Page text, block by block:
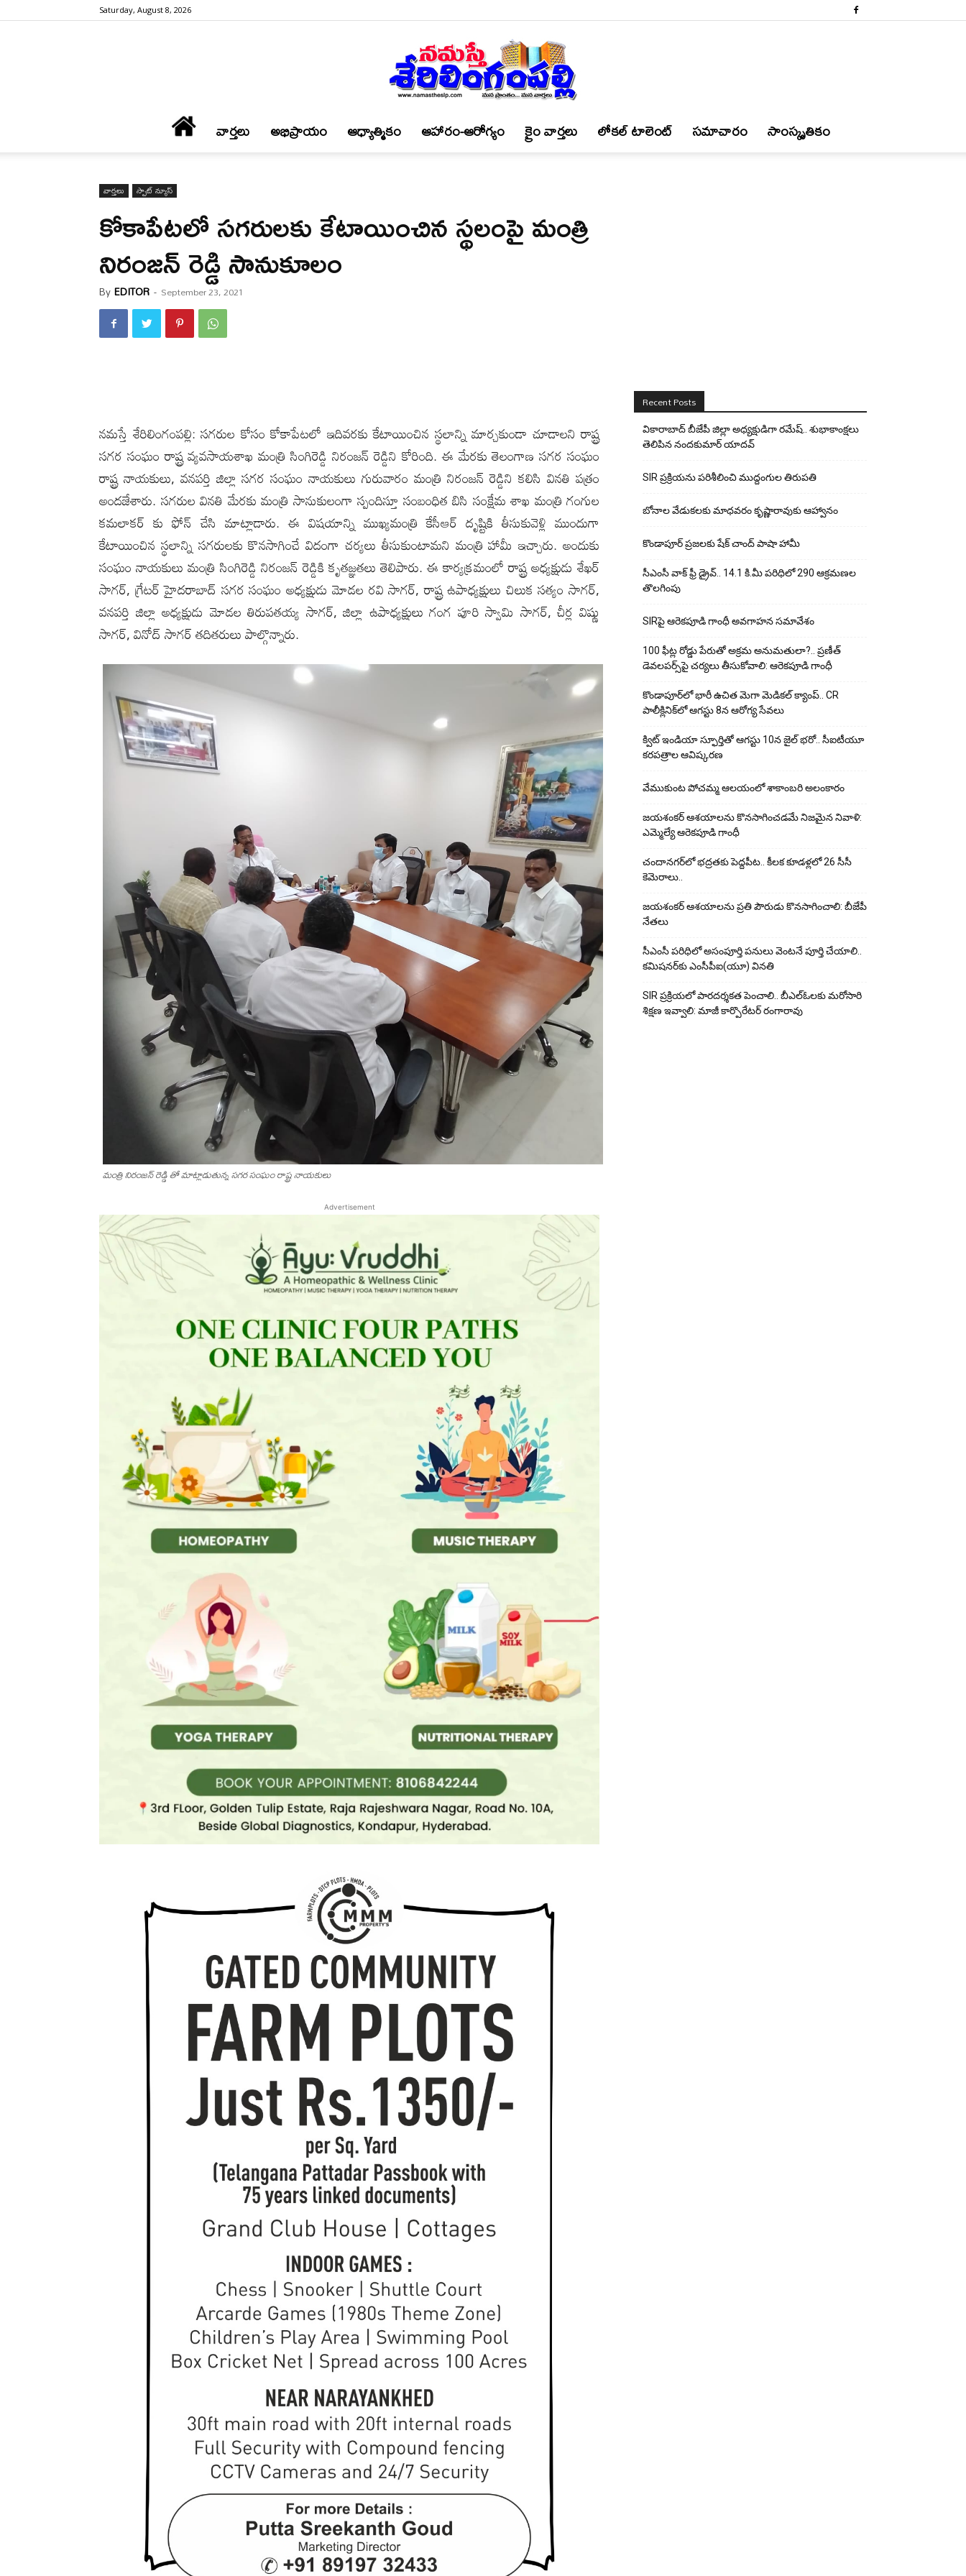
Saturday, August 8, 2026
శేరిలింగంపల్లి
వార్త‌లు అభిప్రాయం ఆధ్యాత్మికం ఆహారం-ఆరోగ్యం క్రైం వార్త‌లు లోకల్ టాలెంట్ స‌మాచారం సాంస్కృతికం
వార్త‌లు స్పాట్ న్యూస్
కోకాపేటలో స‌గ‌రుల‌కు కేటాయించిన స్థలంపై మంత్రి
నిరంజ‌న్ రెడ్డి సానుకూలం
ByEDITOR - September 23, 2021
నమస్తే శేరిలింగంపల్లి: సగరుల కోసం కోకాపేటలో ఇదివరకు కేటాయించిన స్థలాన్ని మార్చకుండా చూడాలని రాష్ట్ర
సగర సంఘం రాష్ట్ర వ్యవసాయశాఖ మంత్రి సింగిరెడ్డి నిరంజన్ రెడ్డిని కోరింది. ఈ మేరకు తెలంగాణ సగర సంఘం
రాష్ట్ర నాయకులు, వనపర్తి జిల్లా సగర సంఘం నాయకులు గురువారం మంత్రి నిరంజన్ రెడ్డిని కలిసి వినతి పత్రం
అందజేశారు. సగరుల వినతి మేరకు మంత్రి సానుకులంగా స్పందిస్తూ సంబంధిత బిసి సంక్షేమ శాఖ మంత్రి గంగుల
కమలాకర్ కు ఫోన్ చేసి మాట్లాడారు. ఈ విషయాన్ని ముఖ్యమంత్రి కేసీఆర్ దృష్టికి తీసుకువెళ్లి ముందుగా
కేటాయించిన స్థలాన్ని సగరులకు కొనసాగించే విదంగా చర్యలు తీసుకుంటామని మంత్రి హామీ ఇచ్చారు. అందుకు
సంఘం నాయకులు మంత్రి సింగిరెడ్డి నిరంజన్ రెడ్డికి కృతజ్ఞతలు తెలిపారు. ఈ కార్యక్రమంలో రాష్ట్ర అధ్యక్షుడు శేఖర్
సాగర్, గ్రేటర్ హైదరాబాద్ సగర సంఘం అధ్యక్షుడు మోడల రవి సాగర్, రాష్ట్ర ఉపాధ్యక్షులు చిలుక సత్యం సాగర్,
వనపర్తి జిల్లా అధ్యక్షుడు మోడల తిరుపతయ్య సాగర్, జిల్లా ఉపాధ్యక్షులు గంగ పూరి స్వామి సాగర్, చీర్ల విష్ణు
సాగర్, వినోద్ సాగర్ తదితరులు పాల్గొన్నారు.
మంత్రి నిరంజన్ రెడ్డి తో మాట్లాడుతున్న సగర సంఘం రాష్ట్ర నాయకులు
Advertisement
Recent Posts
వికారాబాద్ బీజేపీ జిల్లా అధ్యక్షుడిగా రమేష్‌.. శుభాకాంక్షలు
తెలిపిన నందకుమార్ యాదవ్
SIR ప్రక్రియను పరిశీలించి ముద్దంగుల తిరుపతి
బోనాల వేడుకలకు మాధవరం కృష్ణారావుకు ఆహ్వానం
కొండాపూర్ ప్రజలకు షేక్ చాంద్ పాషా హామీ
సీఎంసీ వాక్ ఫ్రీ డ్రైవ్.. 14.1 కి.మీ పరిధిలో 290 ఆక్రమణల
తొలగింపు
SIRపై ఆరెకపూడి గాంధీ అవగాహన సమావేశం
100 ఫీట్ల రోడ్డు పేరుతో అక్రమ అనుమతులా?.. ప్రణీత్
డెవలపర్స్‌పై చర్యలు తీసుకోవాలి: ఆరెకపూడి గాంధీ
కొండాపూర్‌లో భారీ ఉచిత మెగా మెడికల్ క్యాంప్.. CR
పాలీక్లినిక్‌లో ఆగస్టు 8న ఆరోగ్య సేవలు
క్విట్ ఇండియా స్ఫూర్తితో ఆగస్టు 10న జైల్ భరో.. సీఐటీయూ
కరపత్రాల ఆవిష్కరణ
వేముకుంట పోచమ్మ ఆలయంలో శాకాంబరి అలంకారం
జయశంకర్ ఆశయాలను కొనసాగించడమే నిజమైన నివాళి:
ఎమ్మెల్యే ఆరెక‌పూడి గాంధీ
చందానగర్‌లో భద్రతకు పెద్దపీట.. కీలక కూడళ్లలో 26 సీసీ
కెమెరాలు..
జయశంకర్ ఆశయాలను ప్రతి పౌరుడు కొనసాగించాలి: బీజేపీ
నేతలు
సీఎంసీ పరిధిలో అసంపూర్తి పనులు వెంటనే పూర్తి చేయాలి..
కమిషనర్‌కు ఎంసీపీఐ(యూ) వినతి
SIR ప్రక్రియలో పారదర్శకత పెంచాలి.. బీఎల్ఓలకు మరోసారి
శిక్షణ ఇవ్వాలి: మాజీ కార్పొరేటర్ రంగారావు